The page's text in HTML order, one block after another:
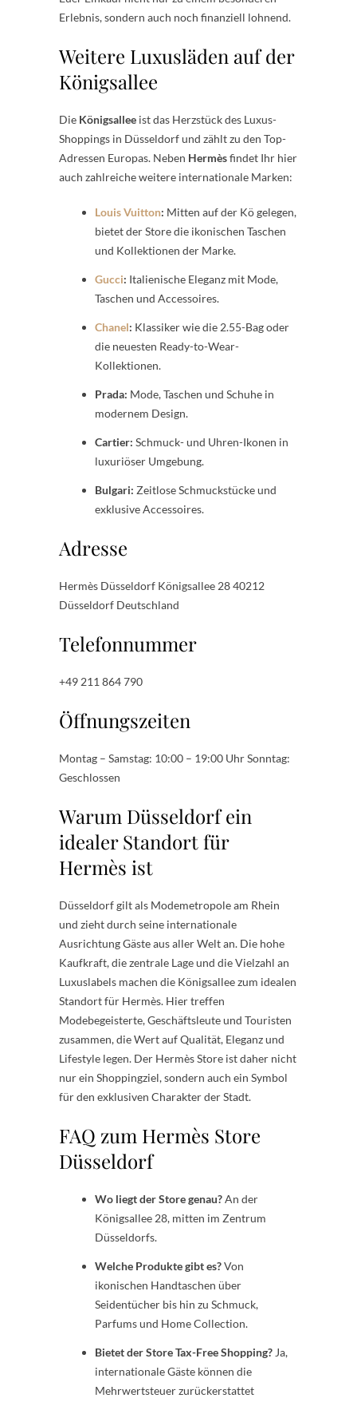
Erlebnis, sondern auch noch finanziell lohnend.
Weitere Luxusläden auf der
Königsallee
Die Königsallee ist das Herzstück des Luxus-
Shoppings in Düsseldorf und zählt zu den Top-
Adressen Europas. Neben Hermèsfindet Ihr hier
auch zahlreiche weitere internationale Marken:
Louis Vuitton: Mitten auf der Kö gelegen,
bietet der Store die ikonischen Taschen
und Kollektionen der Marke.
Gucci: Italienische Eleganz mit Mode,
Taschen und Accessoires.
Chanel: Klassiker wie die 2.55-Bag oder
die neuesten Ready-to-Wear-
Kollektionen.
Prada: Mode, Taschen und Schuhe in
modernem Design.
Cartier: Schmuck- und Uhren-Ikonen in
luxuriöser Umgebung.
Bulgari: Zeitlose Schmuckstücke und
exklusive Accessoires.
Adresse
Hermès Düsseldorf Königsallee 28 40212
Düsseldorf Deutschland
Telefonnummer
+49 211 864 790
Öffnungszeiten
Montag – Samstag: 10:00 – 19:00 Uhr Sonntag:
Geschlossen
Warum Düsseldorf ein
idealer Standort für
Hermès ist
Düsseldorf gilt als Modemetropole am Rhein
und zieht durch seine internationale
Ausrichtung Gäste aus aller Welt an. Die hohe
Kaufkraft, die zentrale Lage und die Vielzahl an
Luxuslabels machen die Königsallee zum idealen
Standort für Hermès. Hier treffen
Modebegeisterte, Geschäftsleute und Touristen
zusammen, die Wert auf Qualität, Eleganz und
Lifestyle legen. Der Hermès Store ist daher nicht
nur ein Shoppingziel, sondern auch ein Symbol
für den exklusiven Charakter der Stadt.
FAQ zum Hermès Store
Düsseldorf
Wo liegt der Store genau?An der
Königsallee 28, mitten im Zentrum
Düsseldorfs.
Welche Produkte gibt es?Von
ikonischen Handtaschen über
Seidentücher bis hin zu Schmuck,
Parfums und Home Collection.
Bietet der Store Tax-Free Shopping? Ja,
internationale Gäste können die
Mehrwertsteuer zurückerstattet